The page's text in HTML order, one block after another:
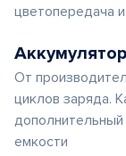
цветопередача
От
циклов заряда.
емкости